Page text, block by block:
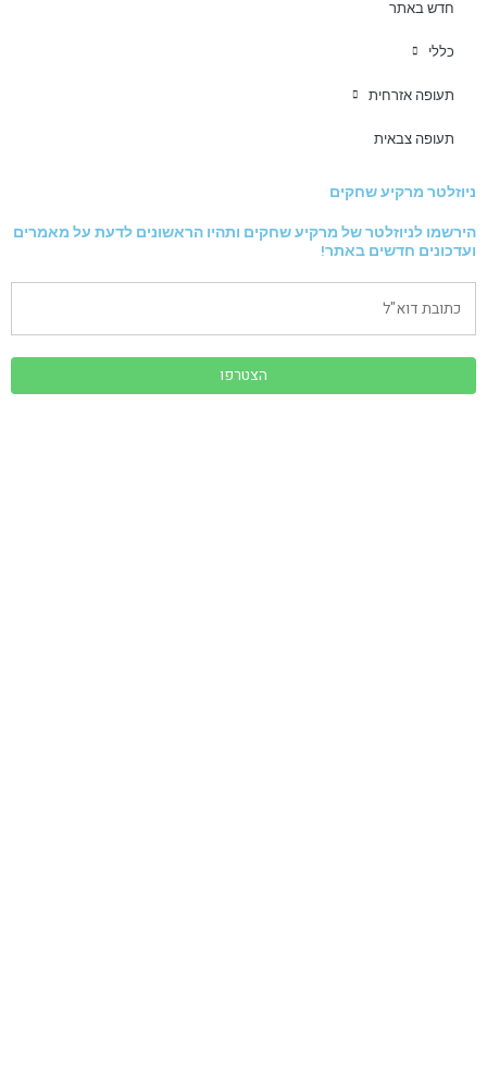
חדש באתר
כללי
תעופה אזרחית
תעופה צבאית
ניוזלטר מרקיע שחקים
הירשמו לניוזלטר של מרקיע שחקים ותהיו הראשונים לדעת על מאמרים
ועדכונים חדשים באתר!